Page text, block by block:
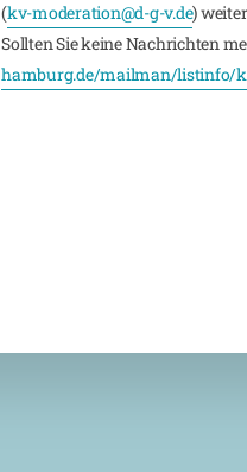
(kv-moderation@d-g-v.de)
Sollten Sie keine Nachrichten
hamburg.de/mailman/listinfo/